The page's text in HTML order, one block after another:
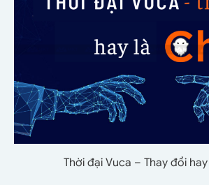
Thời đại Vuca – Thay đổi